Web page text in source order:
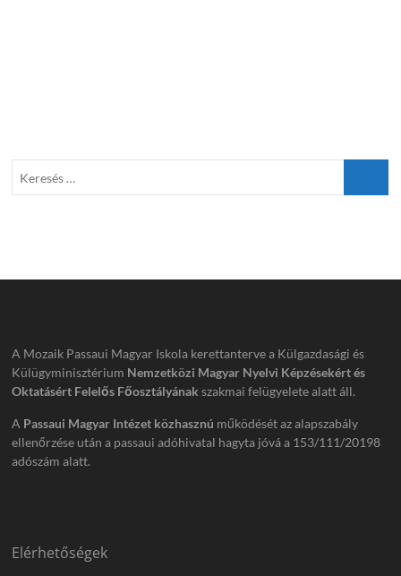
A Mozaik Passaui Magyar Iskola kerettanterve a Külgazdasági és
Külügyminisztérium Nemzetközi Magyar Nyelvi Képzésekért és
Oktatásért Felelős Főosztályának szakmai felügyelete alatt áll.
A Passaui Magyar Intézet közhasznú működését az alapszabály
ellenőrzése után a passaui adóhivatal hagyta jóvá a 153/111/20198
adószám alatt.
Elérhetőségek